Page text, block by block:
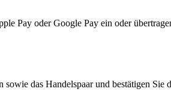
Pay oder Google Pay ein oder
das Handelspaar und bestätigen Sie